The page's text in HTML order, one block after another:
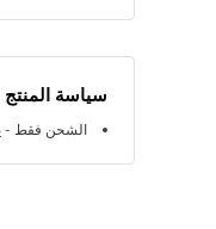
سياسة المنتج
الشحن فقط -